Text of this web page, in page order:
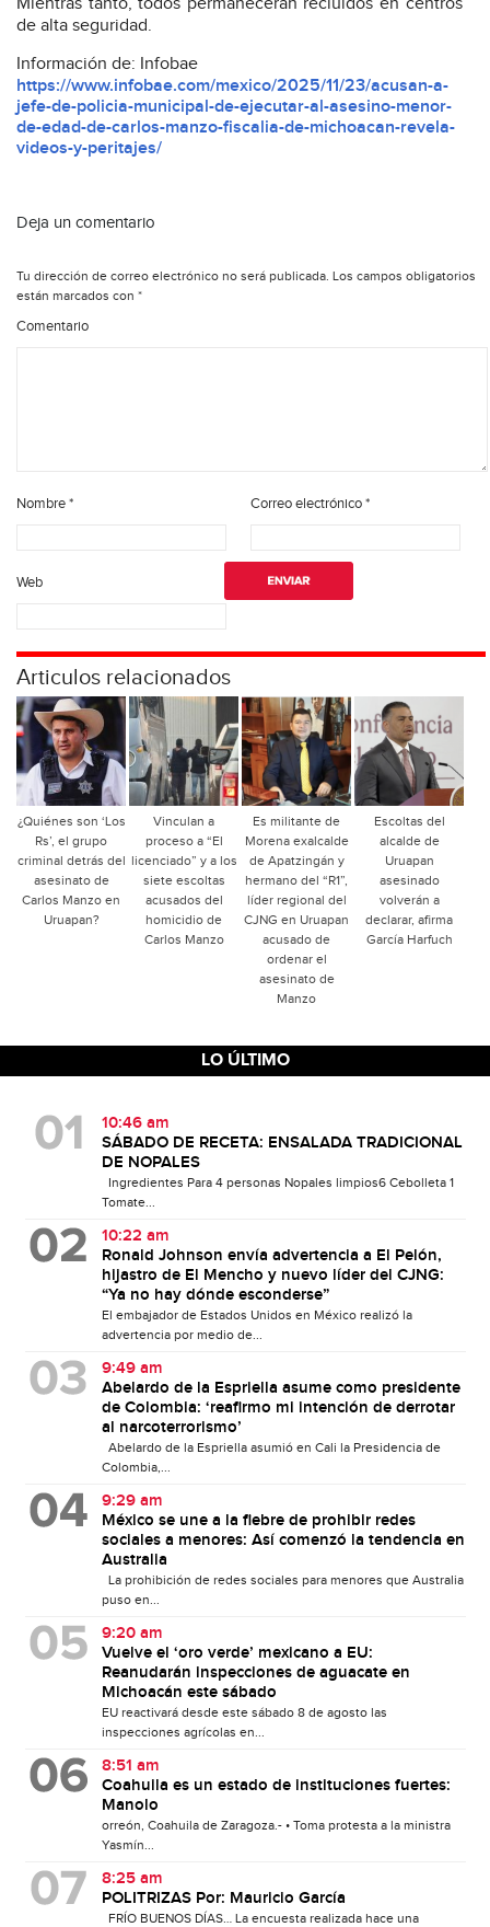
de alta seguridad.
Información de: Infobae
https://www.infobae.com/mexico/2025/11/23/acusan-a-
jefe-de-policia-municipal-de-ejecutar-al-asesino-menor-
de-edad-de-carlos-manzo-fiscalia-de-michoacan-revela-
videos-y-peritajes/
Deja un comentario
Tu dirección de correo electrónico no será publicada. Los campos obligatorios
están marcados con *
Comentario
Nombre* Correo electrónico*
Web
Articulos relacionados
¿Quiénes son ‘Los
Rs’, el grupo
criminal detrás del
asesinato de
Carlos Manzo en
Uruapan?
Vinculan a
proceso a “El
licenciado” y a los
siete escoltas
acusados del
homicidio de
Carlos Manzo
Es militante de
Morena exalcalde
de Apatzingán y
hermano del “R1”,
líder regional del
CJNG en Uruapan
acusado de
ordenar el
asesinato de
Manzo
Escoltas del
alcalde de
Uruapan
asesinado
volverán a
declarar, afirma
García Harfuch
LO ÚLTIMO
10:46 am
SÁBADO DE RECETA: ENSALADA TRADICIONAL
DE NOPALES
Ingredientes Para 4 personas Nopales limpios6 Cebolleta 1
Tomate...
10:22 am
Ronald Johnson envía advertencia a El Pelón,
hijastro de El Mencho y nuevo líder del CJNG:
“Ya no hay dónde esconderse”
El embajador de Estados Unidos en México realizó la
advertencia por medio de...
9:49 am
Abelardo de la Espriella asume como presidente
de Colombia: ‘reafirmo mi intención de derrotar
al narcoterrorismo’
Abelardo de la Espriella asumió en Cali la Presidencia de
Colombia,...
9:29 am
México se une a la fiebre de prohibir redes
sociales a menores: Así comenzó la tendencia en
Australia
La prohibición de redes sociales para menores que Australia
puso en...
9:20 am
Vuelve el ‘oro verde’ mexicano a EU:
Reanudarán inspecciones de aguacate en
Michoacán este sábado
EU reactivará desde este sábado 8 de agosto las
inspecciones agrícolas en...
8:51 am
Coahuila es un estado de instituciones fuertes:
Manolo
orreón, Coahuila de Zaragoza.- • Toma protesta a la ministra
Yasmín...
8:25 am
POLITRIZAS Por: Mauricio García
FRÍO BUENOS DÍAS… La encuesta realizada hace una